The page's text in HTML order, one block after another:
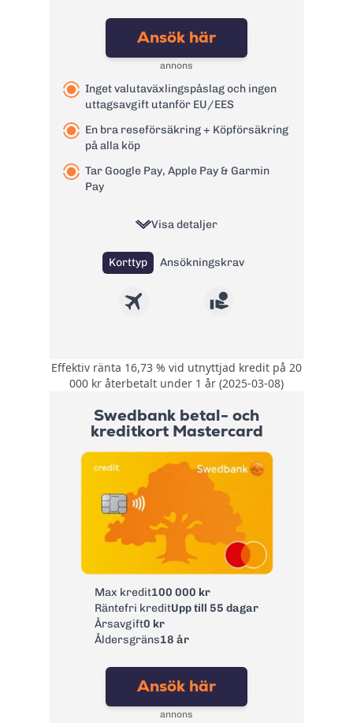
pappersfaktura:
39 kr
1,75 % på
Påminnelseavgift:
60 kr
Övertrasseringsav
gift:
95 kr
Läs mer om Remember Flex
Ansök här
annons
Inget valutaväxlingspåslag och ingen
uttagsavgift utanför EU/EES
En bra reseförsäkring + Köpförsäkring
på alla köp
Tar Google Pay, Apple Pay & Garmin
Pay
Visa detaljer
Korttyp Ansökningskrav
Bonus:
Rabatterad
valutakurs på 1 %
butiker
Försäkring:
Kompletterande
reseförsäkring med
avbeställningsskydd
+ Köpförsäkring
Årsavgift:
16,74%
14,75% - 19,27%
Kontantuttagsavgif
t inom EU/EES inkl.
Sverige:
2 % lägst 40 SEK
Kontantuttagsavgif
t utanför EU/EES:
0 kr
Kontantuttagsavgif
0 kr
29 kr
Effektiv ränta 16,73 % vid utnyttjad kredit på 20
000 kr återbetalt under 1 år (2025-03-08)
Swedbank betal- och
kreditkort Mastercard
Max kredit100 000 kr
Räntefri kreditUpp till 55 dagar
Årsavgift0 kr
Åldersgräns18 år
Ansök här
annons